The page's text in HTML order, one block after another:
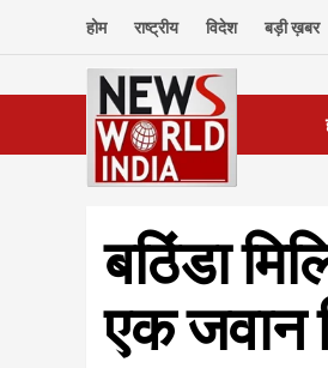
होम राष्ट्रीय विदेश बड़ी ख़बर
बठिंडा
एक जवान